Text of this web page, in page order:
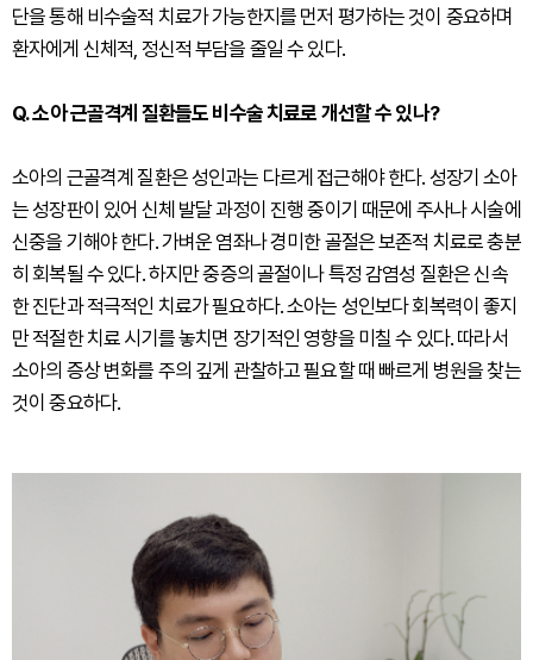
단을 통해 비수술적 치료가 가능한지를 먼저 평가하는 것이 중요하며
환자에게 신체적, 정신적 부담을 줄일 수 있다.
Q. 소아 근골격계 질환들도 비수술 치료로 개선할 수 있나?
소아의 근골격계 질환은 성인과는 다르게 접근해야 한다. 성장기 소아
는 성장판이 있어 신체 발달 과정이 진행 중이기 때문에 주사나 시술에
신중을 기해야 한다. 가벼운 염좌나 경미한 골절은 보존적 치료로 충분
히 회복될 수 있다. 하지만 중증의 골절이나 특정 감염성 질환은 신속
한 진단과 적극적인 치료가 필요하다. 소아는 성인보다 회복력이 좋지
만 적절한 치료 시기를 놓치면 장기적인 영향을 미칠 수 있다. 따라서
소아의 증상 변화를 주의 깊게 관찰하고 필요할 때 빠르게 병원을 찾는
것이 중요하다.